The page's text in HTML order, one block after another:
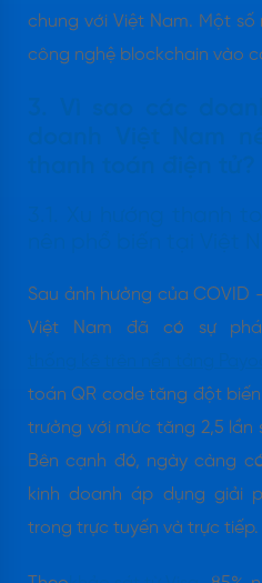
chung với Việt Nam. Một
công nghệ blockchain vào
Sau ảnh hưởng của COVID
Việt Nam đã có sự
toán QR code tăng đột
trưởng với mức tăng 2,5 lần
Bên cạnh đó, ngày càng
kinh doanh áp dụng giải
trong trực tuyến và trực tiếp.